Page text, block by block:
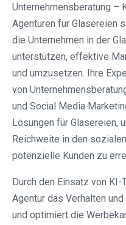
Unternehmensberatung –
Agenturen für Glasereien
die Unternehmen in der
unterstützen, effektive
und umzusetzen. Ihre
von
und Social Media
Lösungen für Glasereien,
Reichweite in den
potenzielle Kunden zu
Durch den Einsatz von
Agentur das Verhalten
und optimiert die